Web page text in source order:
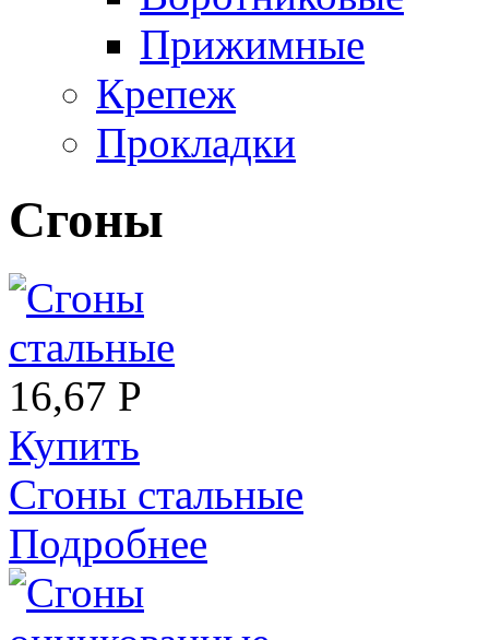
Прижимные
Крепеж
Прокладки
Сгоны
16,67 Р
Купить
Сгоны стальные
Подробнее